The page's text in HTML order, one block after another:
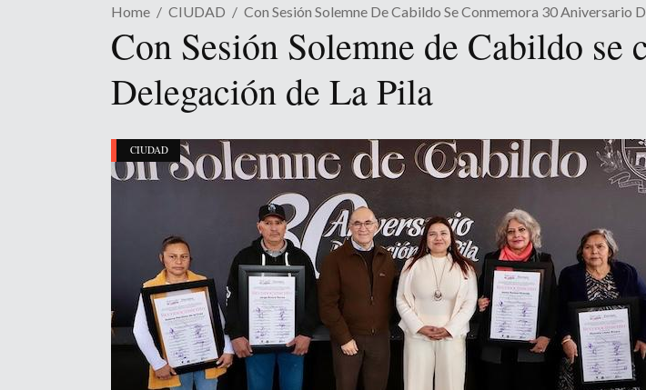
Home CIUDAD Con Sesión Solemne De Cabildo Se Conmemora 30 Aniversario
Con Sesión Solemne de Cabildo
Delegación de La Pila
CIUDAD